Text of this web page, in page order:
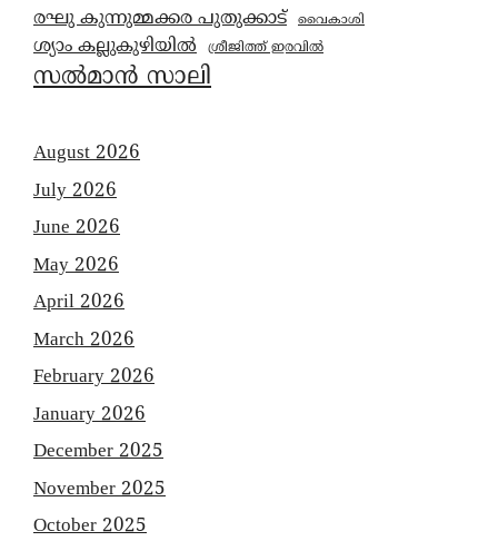
രഘു കുന്നുമ്മക്കര പുതുക്കാട് വൈകാശി
ശ്യാം കല്ലുകുഴിയിൽ ശ്രീജിത്ത് ഇരവിൽ
സൽമാൻ സാലി
August 2026
July 2026
June 2026
May 2026
April 2026
March 2026
February 2026
January 2026
December 2025
November 2025
October 2025